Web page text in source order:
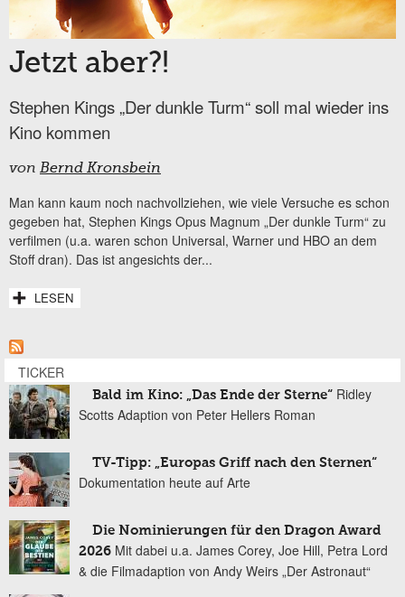
Jetzt aber?!
Stephen Kings „Der dunkle Turm“ soll mal wieder ins
Kino kommen
von Bernd Kronsbein
Man kann kaum noch nachvollziehen, wie viele Versuche es schon
gegeben hat, Stephen Kings Opus Magnum „Der dunkle Turm“ zu
verfilmen (u.a. waren schon Universal, Warner und HBO an dem
Stoff dran). Das ist angesichts der...
LESEN
TICKER
Bald im Kino: „Das Ende der Sterne“ Ridley
Scotts Adaption von Peter Hellers Roman
TV-Tipp: „Europas Griff nach den Sternen“
Dokumentation heute auf Arte
Die Nominierungen für den Dragon Award
2026 Mit dabei u.a. James Corey, Joe Hill, Petra Lord
& die Filmadaption von Andy Weirs „Der Astronaut“